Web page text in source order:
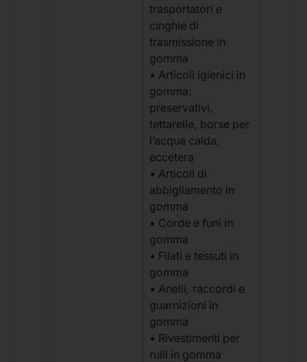
trasportatori e
cinghie di
trasmissione in
gomma
• Articoli igienici in
gomma:
preservativi,
tettarelle, borse per
l’acqua calda,
eccetera
• Articoli di
abbigliamento in
gomma
• Corde e funi in
gomma
• Filati e tessuti in
gomma
• Anelli, raccordi e
guarnizioni in
gomma
• Rivestimenti per
rulli in gomma